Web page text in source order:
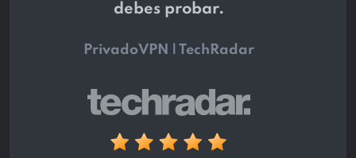
debes probar.
PrivadoVPN | TechRadar